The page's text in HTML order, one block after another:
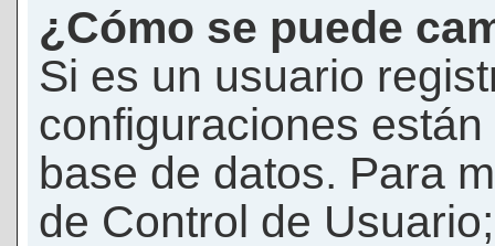
¿Cómo se puede
Si es un usuario
configuraciones
base de datos. Para
de Control de